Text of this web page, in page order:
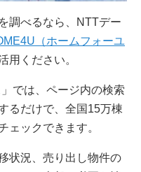
調べるなら、NTTデー
（ホームフォーユ
用ください。
では、ページ内の検索
るだけで、全国15万棟
ェックできます。
状況、売り出し物件の